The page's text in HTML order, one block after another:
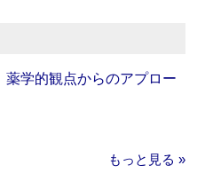
学的観点からのアプロー
もっと見る »